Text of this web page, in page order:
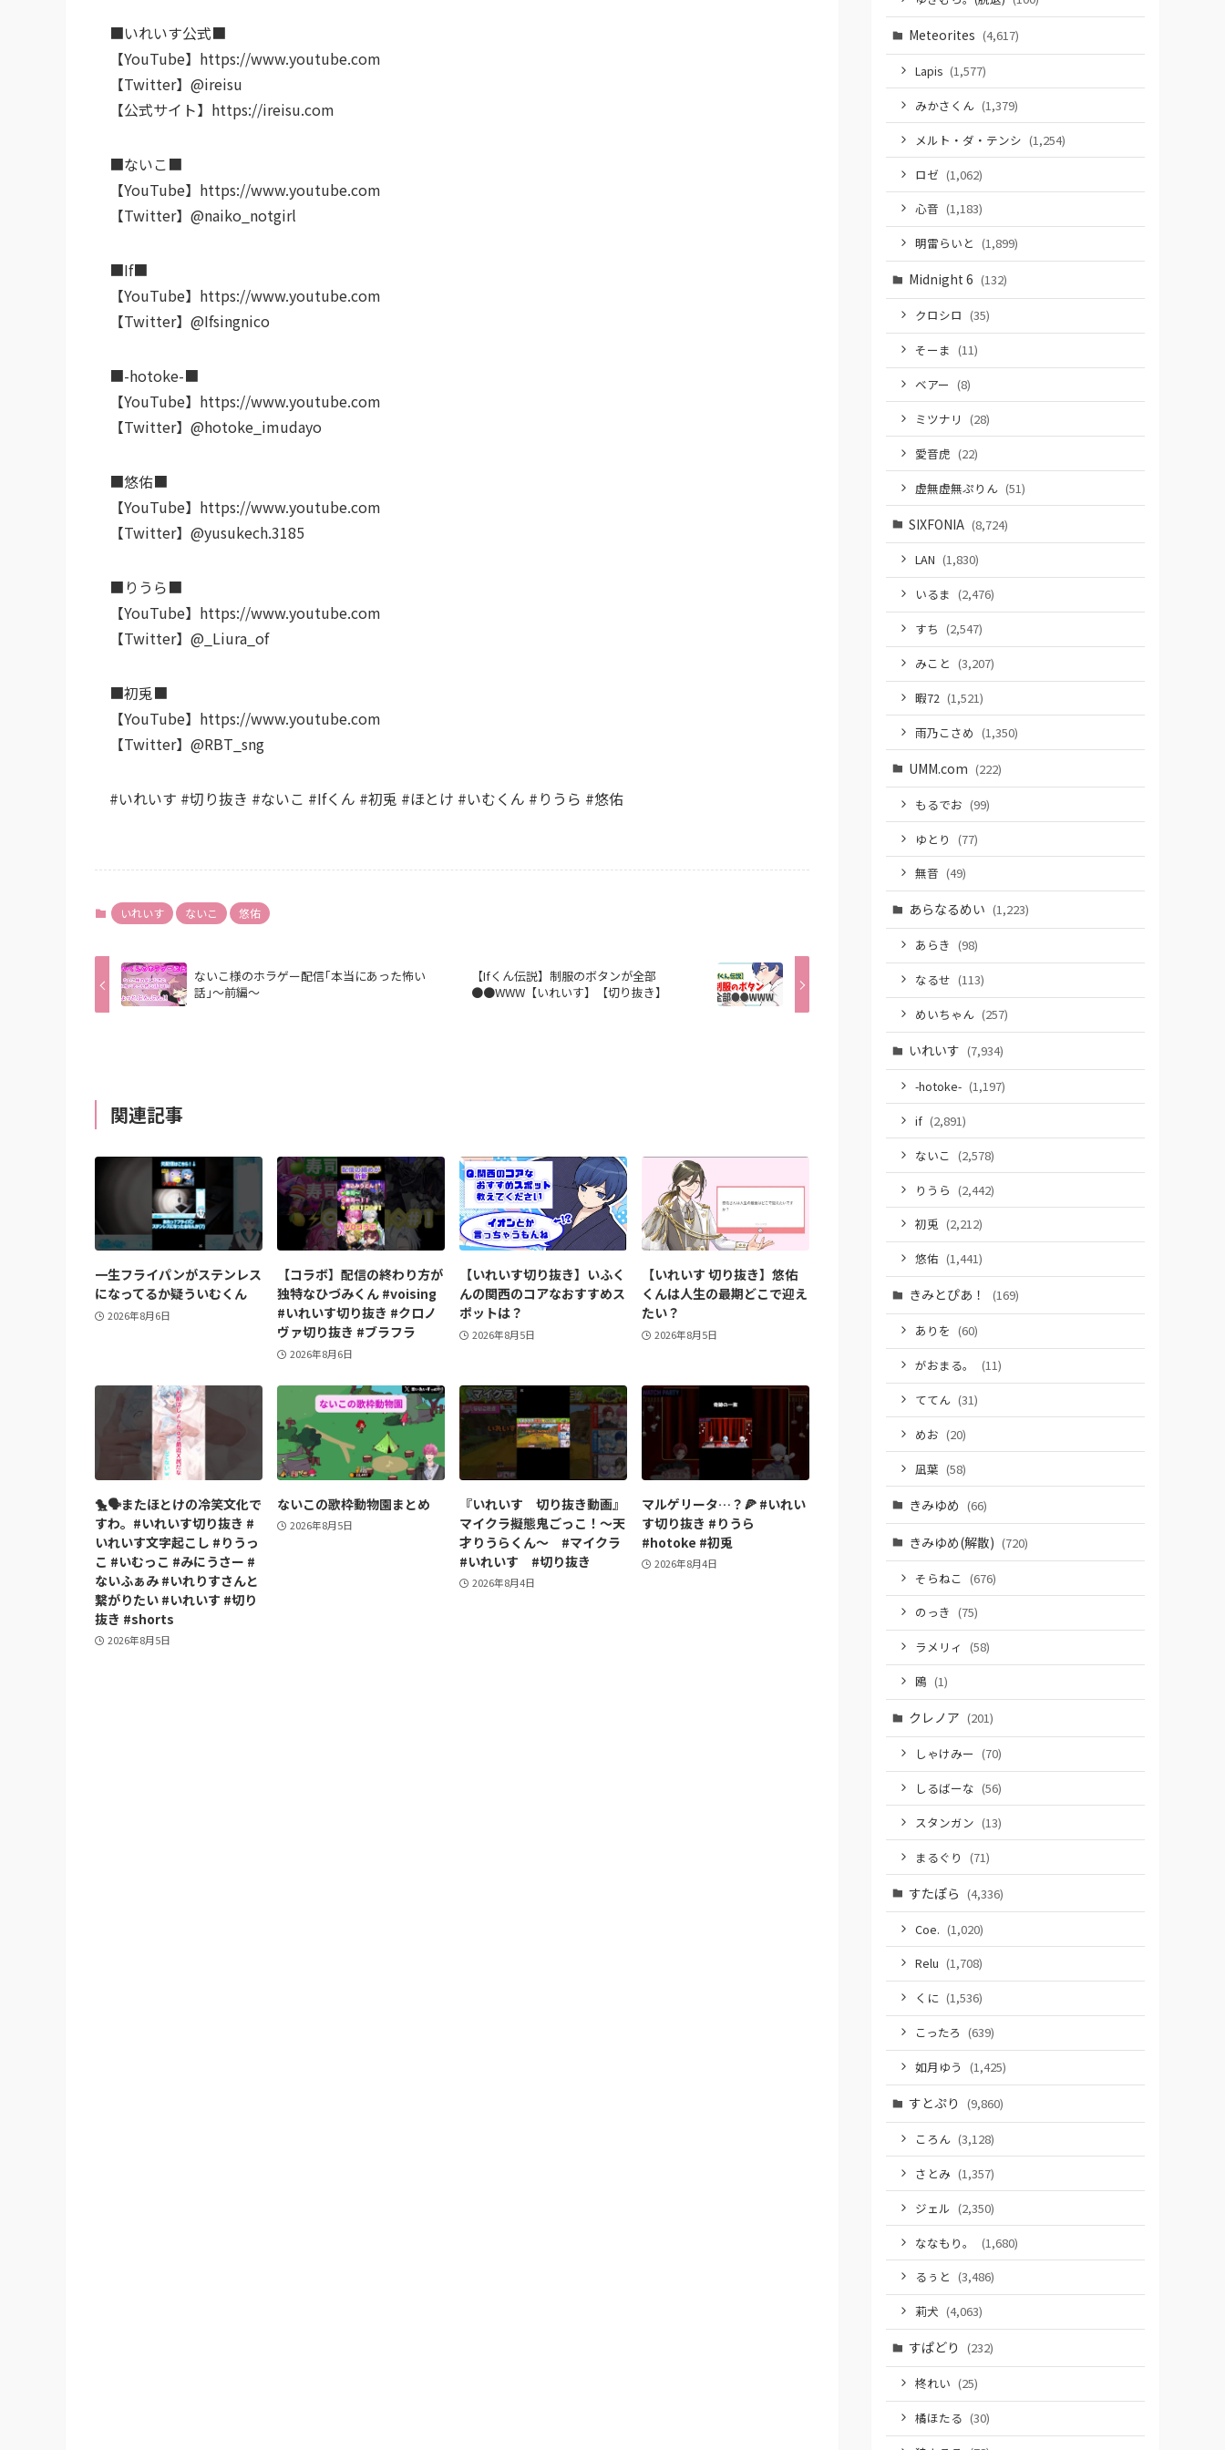
■いれいす公式■
【YouTube】https://www.youtube.com
【Twitter】@ireisu
【公式サイト】https://ireisu.com
■ないこ■
【YouTube】https://www.youtube.com
【Twitter】@naiko_notgirl
■If■
【YouTube】https://www.youtube.com
【Twitter】@Ifsingnico
■-hotoke-■
【YouTube】https://www.youtube.com
【Twitter】@hotoke_imudayo
■悠佑■
【YouTube】https://www.youtube.com
【Twitter】@yusukech.3185
■りうら■
【YouTube】https://www.youtube.com
【Twitter】@_Liura_of
■初兎■
【YouTube】https://www.youtube.com
【Twitter】@RBT_sng
#いれいす #切り抜き #ないこ #Ifくん #初兎 #ほとけ #いむくん #りうら #悠佑
いれいす ないこ 悠佑
ないこ様のホラゲー配信｢本当にあった怖い
話｣～前編～
【Ifくん伝説】制服のボタンが全部
●●WWW【いれいす】【切り抜き】
関連記事
一生フライパンがステンレス
になってるか疑ういむくん
2026年8月6日
【コラボ】配信の終わり方が
独特なひづみくん #voising
#いれいす切り抜き #クロノ
ヴァ切り抜き #ブラフラ
2026年8月6日
【いれいす切り抜き】いふく
んの関西のコアなおすすめス
ポットは？
2026年8月5日
【いれいす 切り抜き】悠佑
くんは人生の最期どこで迎え
たい？
2026年8月5日
🐤🗣️またほとけの冷笑文化で
すわ。#いれいす切り抜き #
いれいす文字起こし #りうっ
こ #いむっこ #みにうさー #
ないふぁみ #いれりすさんと
繋がりたい #いれいす #切り
抜き #shorts
2026年8月5日
ないこの歌枠動物園まとめ
2026年8月5日
『いれいす 切り抜き動画』
マイクラ擬態鬼ごっこ！〜天
才りうらくん〜 #マイクラ
#いれいす #切り抜き
2026年8月4日
マルゲリータ…？🍕 #いれい
す切り抜き #りうら
#hotoke #初兎
2026年8月4日
Meteorites (4,617)
Lapis (1,577)
みかさくん (1,379)
メルト・ダ・テンシ (1,254)
ロゼ (1,062)
心音 (1,183)
明雷らいと (1,899)
Midnight 6 (132)
クロシロ (35)
そーま (11)
ベアー (8)
ミツナリ (28)
愛音虎 (22)
虚無虚無ぷりん (51)
SIXFONIA (8,724)
LAN (1,830)
いるま (2,476)
すち (2,547)
みこと (3,207)
暇72 (1,521)
雨乃こさめ (1,350)
UMM.com (222)
もるでお (99)
ゆとり (77)
無音 (49)
あらなるめい (1,223)
あらき (98)
なるせ (113)
めいちゃん (257)
いれいす (7,934)
-hotoke- (1,197)
if (2,891)
ないこ (2,578)
りうら (2,442)
初兎 (2,212)
悠佑 (1,441)
きみとぴあ！ (169)
ありを (60)
がおまる。
(11)
ててん (31)
めお (20)
凪葉 (58)
きみゆめ (66)
きみゆめ(解散) (720)
そらねこ (676)
のっき (75)
ラメリィ (58)
鴎 (1)
クレノア (201)
しゃけみー (70)
しるばーな (56)
スタンガン (13)
まるぐり (71)
すたぽら (4,336)
Coe. (1,020)
Relu (1,708)
くに (1,536)
こったろ (639)
如月ゆう (1,425)
すとぷり (9,860)
ころん (3,128)
さとみ (1,357)
ジェル (2,350)
ななもり。
(1,680)
るぅと (3,486)
莉犬 (4,063)
すぱどり (232)
柊れい (25)
橘ほたる (30)